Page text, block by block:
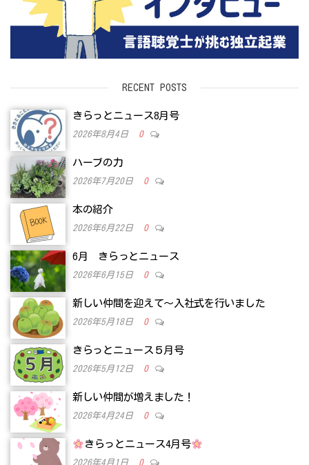
RECENT POSTS
きらっとニュース8月号
2026年8月4日 0
ハーブの力
2026年7月20日 0
本の紹介
2026年6月22日 0
6月 きらっとニュース
2026年6月15日 0
新しい仲間を迎えて～入社式を行いました
2026年5月18日 0
きらっとニュース５月号
2026年5月12日 0
新しい仲間が増えました！
2026年4月24日 0
きらっとニュース4月号
2026年4月1日 0